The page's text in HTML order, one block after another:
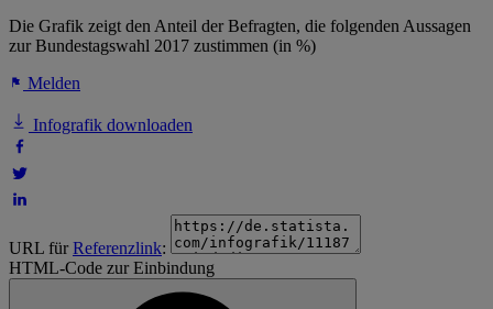
Die Grafik zeigt den Anteil der Befragten, die folgenden Aussagen
zur Bundestagswahl 2017 zustimmen (in %)
Melden
Infografik downloaden
URL fürReferenzlink:
HTML-Code zur Einbindung